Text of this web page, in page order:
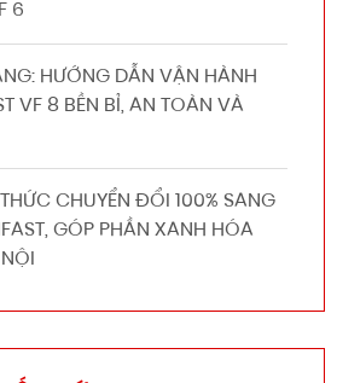
6
HƯỚNG DẪN VẬN HÀNH
VF 8 BỀN BỈ, AN TOÀN VÀ
CHUYỂN ĐỔI 100% SANG
GÓP PHẦN XANH HÓA